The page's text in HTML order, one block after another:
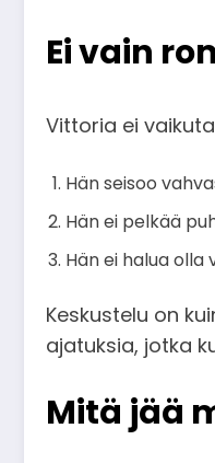
Ei vain
Vittoria ei
Hän seisoo
Hän ei pelkää
Hän ei halua olla
Keskustelu on
ajatuksia, jotka
Mitä jää